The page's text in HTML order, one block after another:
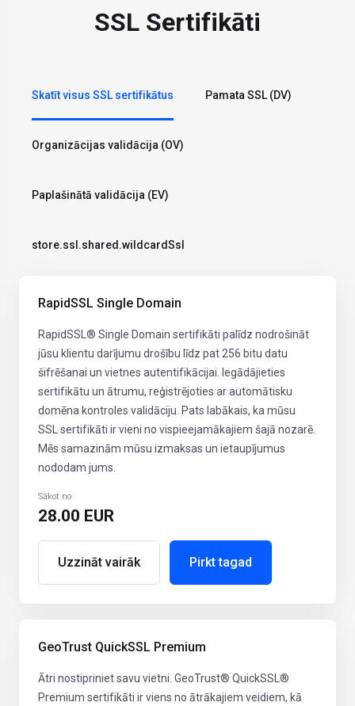
SSL Sertifikāti
Skatīt visus SSL sertifikātus Pamata SSL (DV)
Organizācijas validācija (OV)
Paplašinātā validācija (EV)
store.ssl.shared.wildcardSsl
RapidSSL Single Domain
RapidSSL® Single Domain sertifikāti palīdz nodrošināt
jūsu klientu darījumu drošību līdz pat 256 bitu datu
šifrēšanai un vietnes autentifikācijai. Iegādājieties
sertifikātu un ātrumu, reģistrējoties ar automātisku
domēna kontroles validāciju. Pats labākais, ka mūsu
SSL sertifikāti ir vieni no vispieejamākajiem šajā nozarē.
Mēs samazinām mūsu izmaksas un ietaupījumus
nododam jums.
Sākot no
28.00 EUR
Uzzināt vairāk Pirkt tagad
GeoTrust QuickSSL Premium
Ātri nostipriniet savu vietni. GeoTrust® QuickSSL®
Premium sertifikāti ir viens no ātrākajiem veidiem, kā